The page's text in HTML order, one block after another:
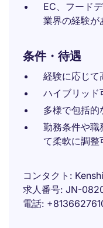
EC、フード
業界の経験が
条件・待遇
経験に応じて
ハイブリッド
多様で包括的
勤務条件や職
て柔軟に調整
コンタクト
求人番号 JN-
電話